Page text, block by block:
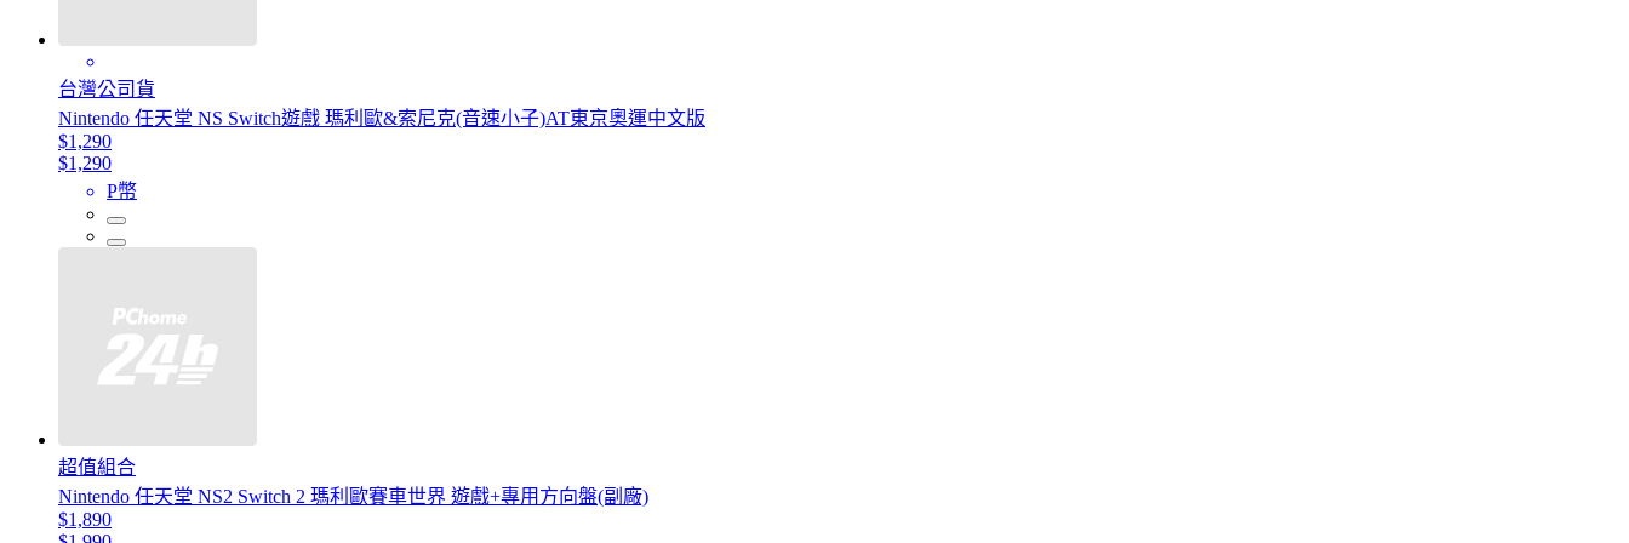
台灣公司貨
Nintendo 任天堂 NS Switch遊戲 瑪利歐&索尼克(音速小子)AT東京奧運中文版
$1,290
$1,290
P幣
超值組合
Nintendo 任天堂 NS2 Switch 2 瑪利歐賽車世界 遊戲+專用方向盤(副廠)
$1,890